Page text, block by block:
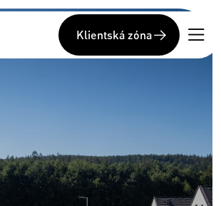
Klientská zóna